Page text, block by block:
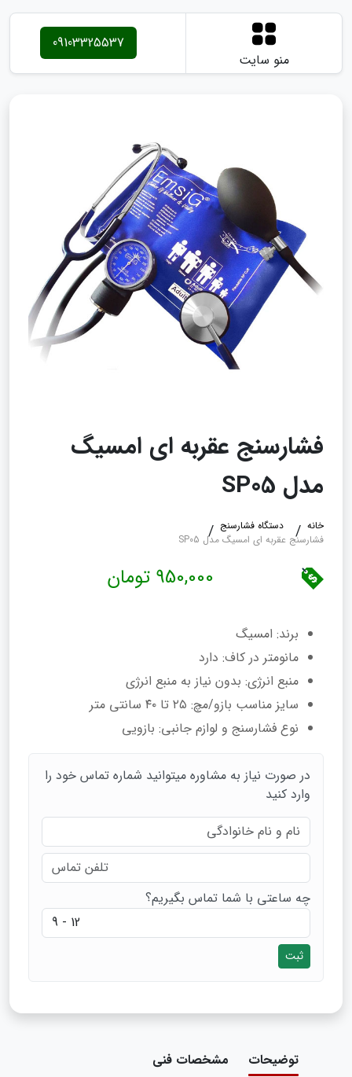
منو سایت
09103325537
فشارسنج عقربه ای امسیگ
مدل SP05
خانه
دستگاه فشارسنج
فشارسنج عقربه ای امسیگ مدل SP05
950,000 تومان
برند: امسیگ
مانومتر در کاف: دارد
منبع انرژی: بدون نیاز به منبع انرژی
سایز مناسب بازو/مچ: ۲۵ تا ۴۰ سانتی متر
نوع فشارسنج و لوازم جانبی: بازویی
در صورت نیاز به مشاوره میتوانید شماره تماس خود را
وارد کنید
چه ساعتی با شما تماس بگیریم؟
ثبت
توضیحات مشخصات فنی